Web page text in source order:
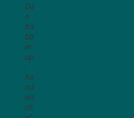
Da
n
Ko
bb
er
up
,
ha
nd
els
ch